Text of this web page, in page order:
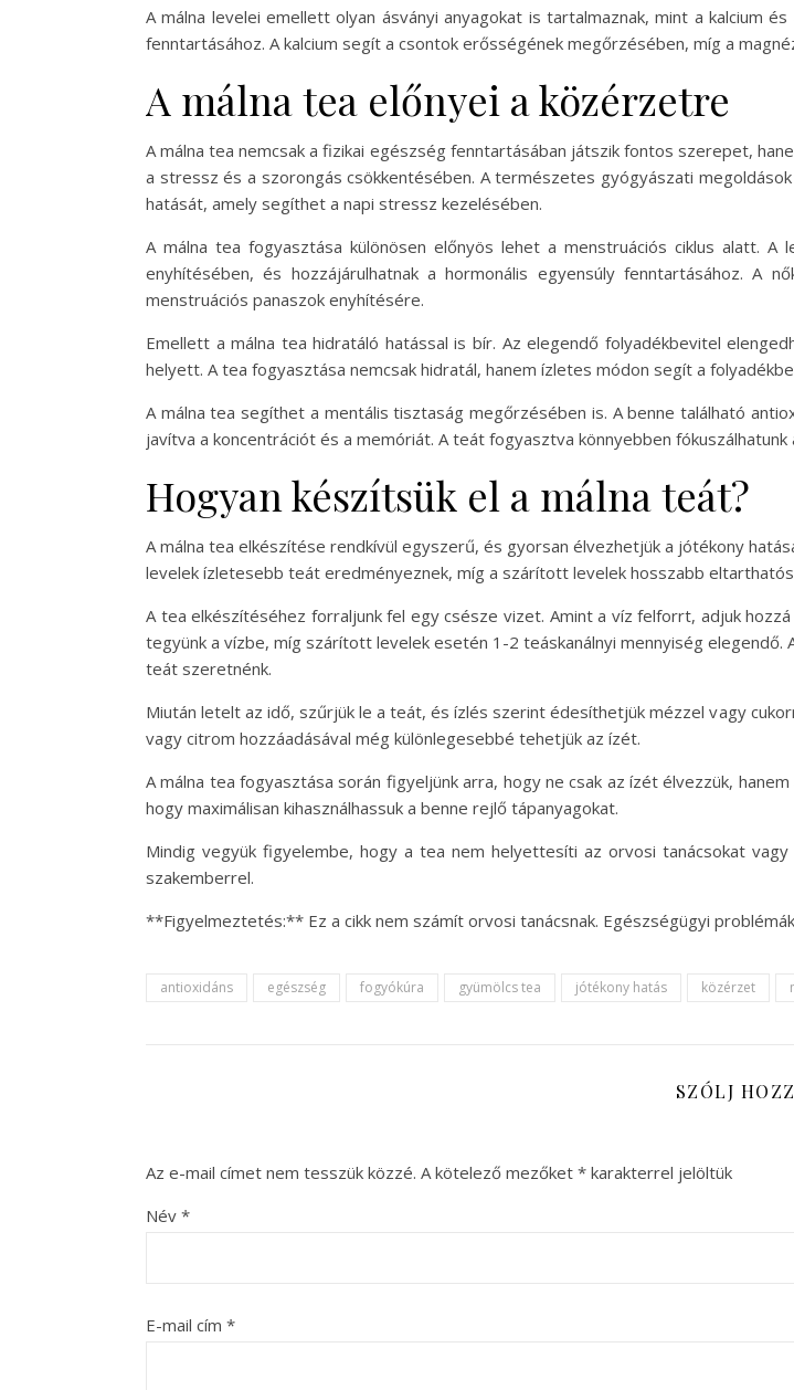
A málna levelei emellett olyan ásványi anyagokat is tartalmaznak, mint a kalcium
fenntartásához. A kalcium segít a csontok erősségének megőrzésében, míg a
A málna tea előnyei a közérzetre
A málna tea nemcsak a fizikai egészség fenntartásában játszik fontos szerepet,
a stressz és a szorongás csökkentésében. A természetes gyógyászati
hatását, amely segíthet a napi stressz kezelésében.
A málna tea fogyasztása különösen előnyös lehet a menstruációs ciklus alatt. A
enyhítésében, és hozzájárulhatnak a hormonális egyensúly fenntartásához. A
menstruációs panaszok enyhítésére.
Emellett a málna tea hidratáló hatással is bír. Az elegendő folyadékbevitel
helyett. A tea fogyasztása nemcsak hidratál, hanem ízletes módon segít a
A málna tea segíthet a mentális tisztaság megőrzésében is. A benne található
javítva a koncentrációt és a memóriát. A teát fogyasztva könnyebben
Hogyan készítsük el a málna teát?
A málna tea elkészítése rendkívül egyszerű, és gyorsan élvezhetjük a jótékony
levelek ízletesebb teát eredményeznek, míg a szárított levelek hosszabb
A tea elkészítéséhez forraljunk fel egy csésze vizet. Amint a víz felforrt, adjuk
tegyünk a vízbe, míg szárított levelek esetén 1-2 teáskanálnyi mennyiség
teát szeretnénk.
Miután letelt az idő, szűrjük le a teát, és ízlés szerint édesíthetjük mézzel vagy
vagy citrom hozzáadásával még különlegesebbé tehetjük az ízét.
A málna tea fogyasztása során figyeljünk arra, hogy ne csak az ízét élvezzük,
hogy maximálisan kihasználhassuk a benne rejlő tápanyagokat.
Mindig vegyük figyelembe, hogy a tea nem helyettesíti az orvosi tanácsokat
szakemberrel.
**Figyelmeztetés:** Ez a cikk nem számít orvosi tanácsnak. Egészségügyi
antioxidáns egészség fogyókúra gyümölcs tea jótékony hatás közérzet
SZÓLJ
Az e-mail címet nem tesszük közzé. A kötelező mezőket * karakterrel jelöltük
Név *
E-mail cím *